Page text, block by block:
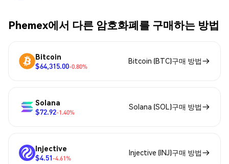
Phemex에서 다른 암호화폐를 구매하는 방법
Bitcoin
$64,315.00-0.80%
Bitcoin (BTC)구매 방법
Solana
$72.92-1.40%
Solana (SOL)구매 방법
Injective
$4.51-4.61%
Injective (INJ)구매 방법